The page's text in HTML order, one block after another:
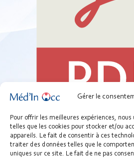
Gérer le
Pour offrir les meilleures expériences,
telles que les cookies pour stocker et/ou
appareils. Le fait de consentir à ces
traiter des données telles que le
uniques sur ce site. Le fait de ne pas
01A - Outil - Les obligations fiscales
entrepreneur individuel.pdf
205.28 KB